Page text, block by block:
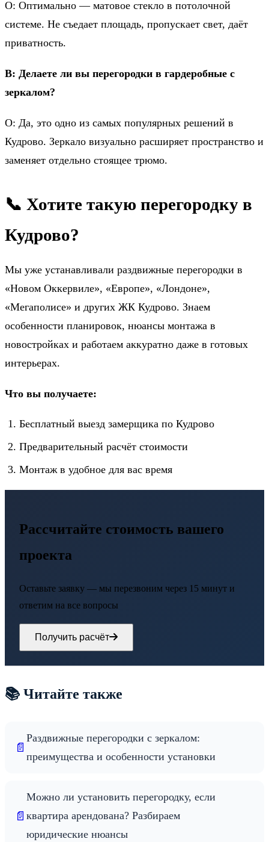
О: Оптимально — матовое стекло в потолочной
системе. Не съедает площадь, пропускает свет, даёт
приватность.
В: Делаете ли вы перегородки в гардеробные с
зеркалом?
О: Да, это одно из самых популярных решений в
Кудрово. Зеркало визуально расширяет пространство и
заменяет отдельно стоящее трюмо.
📞 Хотите такую перегородку в
Кудрово?
Мы уже устанавливали раздвижные перегородки в
«Новом Оккервиле», «Европе», «Лондоне»,
«Мегаполисе» и других ЖК Кудрово. Знаем
особенности планировок, нюансы монтажа в
новостройках и работаем аккуратно даже в готовых
интерьерах.
Что вы получаете:
Бесплатный выезд замерщика по Кудрово
Предварительный расчёт стоимости
Монтаж в удобное для вас время
Рассчитайте стоимость вашего
проекта
Оставьте заявку — мы перезвоним через 15 минут и
ответим на все вопросы
Получить расчёт
📚 Читайте также
📄
Раздвижные перегородки с зеркалом:
преимущества и особенности установки
📄
Можно ли установить перегородку, если
квартира арендована? Разбираем
юридические нюансы